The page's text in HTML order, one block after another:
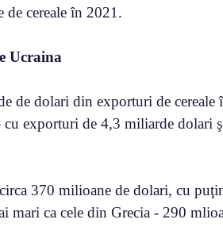
de cereale în 2021.
Ucraina
de dolari din exporturi de cereale
exporturi de 4,3 miliarde dolari
370 milioane de dolari, cu
mari ca cele din Grecia - 290